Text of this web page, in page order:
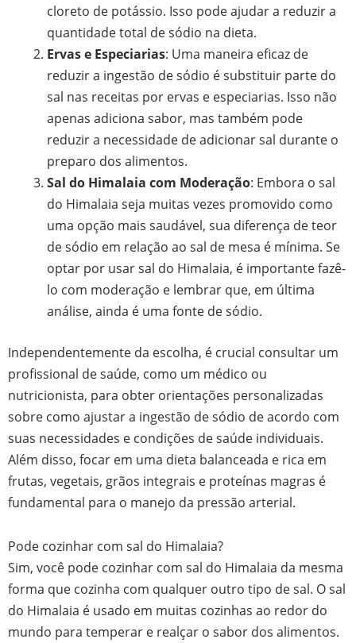
cloreto de potássio. Isso pode ajudar a reduzir a
quantidade total de sódio na dieta.
Ervas e Especiarias: Uma maneira eficaz de
reduzir a ingestão de sódio é substituir parte do
sal nas receitas por ervas e especiarias. Isso não
apenas adiciona sabor, mas também pode
reduzir a necessidade de adicionar sal durante o
preparo dos alimentos.
Sal do Himalaia com Moderação: Embora o sal
do Himalaia seja muitas vezes promovido como
uma opção mais saudável, sua diferença de teor
de sódio em relação ao sal de mesa é mínima. Se
optar por usar sal do Himalaia, é importante fazê-
lo com moderação e lembrar que, em última
análise, ainda é uma fonte de sódio.
Independentemente da escolha, é crucial consultar um
profissional de saúde, como um médico ou
nutricionista, para obter orientações personalizadas
sobre como ajustar a ingestão de sódio de acordo com
suas necessidades e condições de saúde individuais.
Além disso, focar em uma dieta balanceada e rica em
frutas, vegetais, grãos integrais e proteínas magras é
fundamental para o manejo da pressão arterial.
Pode cozinhar com sal do Himalaia?
Sim, você pode cozinhar com sal do Himalaia da mesma
forma que cozinha com qualquer outro tipo de sal. O sal
do Himalaia é usado em muitas cozinhas ao redor do
mundo para temperar e realçar o sabor dos alimentos.